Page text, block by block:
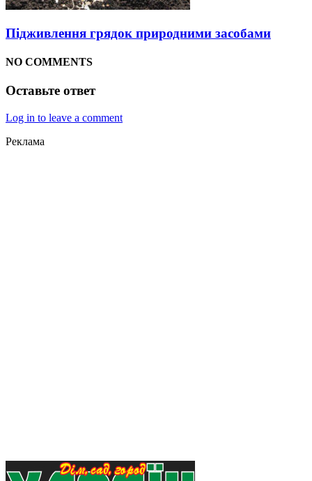
Підживлення грядок природними засобами
NO COMMENTS
Оставьте ответ
Log in to leave a comment
Реклама